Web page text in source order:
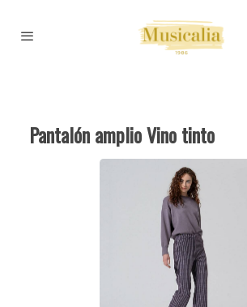
Pantalón amplio Vino tinto